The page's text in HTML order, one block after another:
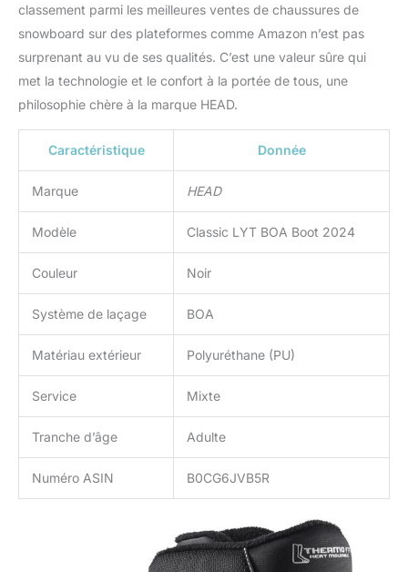
classement parmi les meilleures ventes de chaussures de
snowboard sur des plateformes comme Amazon n’est pas
surprenant au vu de ses qualités. C’est une valeur sûre qui
met la technologie et le confort à la portée de tous, une
philosophie chère à la marque HEAD.
Caractéristique Donnée
Marque HEAD
Modèle Classic LYT BOA Boot 2024
Couleur Noir
Système de laçage BOA
Matériau extérieur Polyuréthane (PU)
Service Mixte
Tranche d’âge Adulte
Numéro ASIN B0CG6JVB5R